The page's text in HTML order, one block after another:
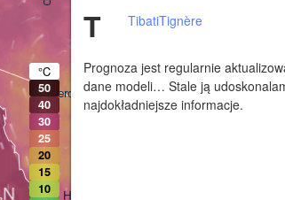
T TibatiTignère
Prognoza jest regularnie
dane modeli… Stale ją
najdokładniejsze informacje.
Ciudad
Hermosillo
Heroica Nogales
N
°C
50
40
30
25
20
15
10